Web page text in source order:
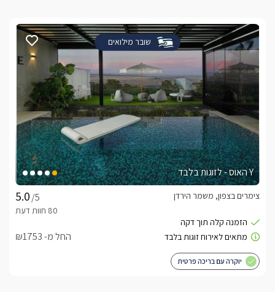
שובר מילואים
Y האוס - לזוגות בלבד
/5
צימרים בצפון, משמר הירדן
החל מ- ₪1753
יוקרה עם בריכה פרטית